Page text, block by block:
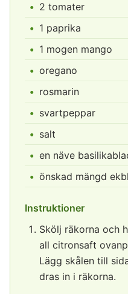
2 tomater
1 paprika
1 mogen mango
oregano
rosmarin
svartpeppar
salt
en näve
önskad mängd
Instruktioner
Skölj räkorna och
all citronsaft
Lägg skålen till
dras in i räkorna.